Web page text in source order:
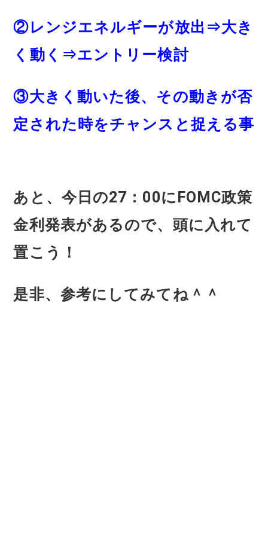
②レンジエネルギーが放出⇒大き
く動く⇒エントリー検討
③大きく動いた後、その動きが否
定された時をチャンスと捉える事
あと、今日の27：00にFOMC政策
金利発表があるので、頭に入れて
置こう！
是非、参考にしてみてね＾＾